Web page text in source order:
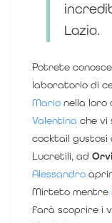
Lazio.
Potrete
laboratorio di
Mario nella loro
Valentina che vi
cocktail gustosi
Lucretili, ad
Alessandro
Mirteto mentre
farà scoprire i